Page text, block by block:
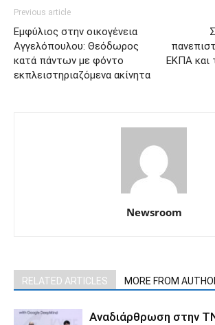
Previous article
Εμφύλιος στην οικογένεια
Αγγελόπουλου: Θεόδωρος
κατά πάντων με φόντο
εκπλειστηριαζόμενα ακίνητα
ΕΚΠΑ και
Newsroom
RELATED ARTICLES MORE FROM
Αναδιάρθρωση στην